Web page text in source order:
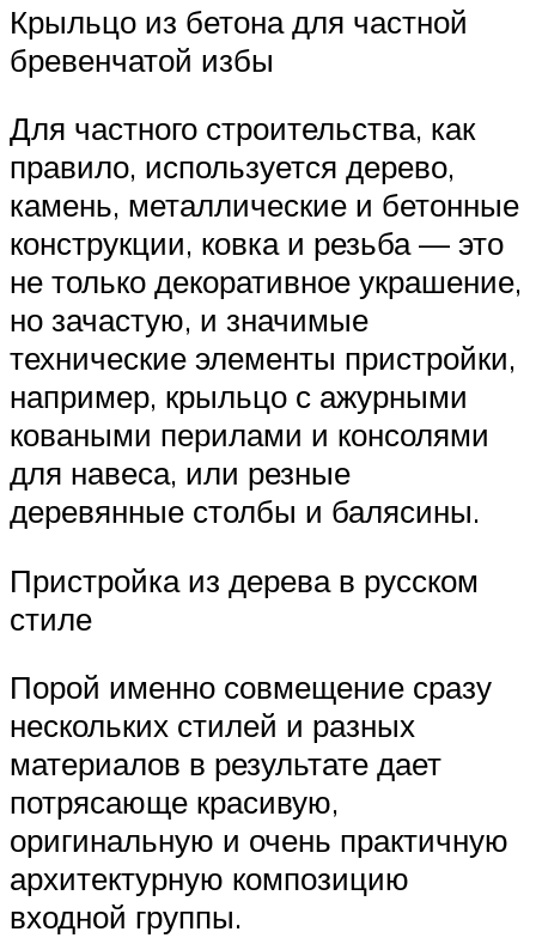
Крыльцо из бетона для частной
бревенчатой избы
Для частного строительства, как
правило, используется дерево,
камень, металлические и бетонные
конструкции, ковка и резьба — это
не только декоративное украшение,
но зачастую, и значимые
технические элементы пристройки,
например, крыльцо с ажурными
коваными перилами и консолями
для навеса, или резные
деревянные столбы и балясины.
Пристройка из дерева в русском
стиле
Порой именно совмещение сразу
нескольких стилей и разных
материалов в результате дает
потрясающе красивую,
оригинальную и очень практичную
архитектурную композицию
входной группы.